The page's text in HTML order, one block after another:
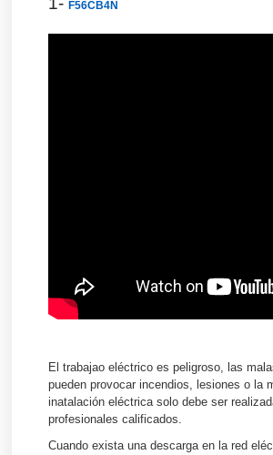
F56CB4N
El trabajao eléctrico es peligroso, las
pueden provocar incendios, lesiones o la
inatalación eléctrica solo debe ser
profesionales calificados.
Cuando exista una descarga en la red